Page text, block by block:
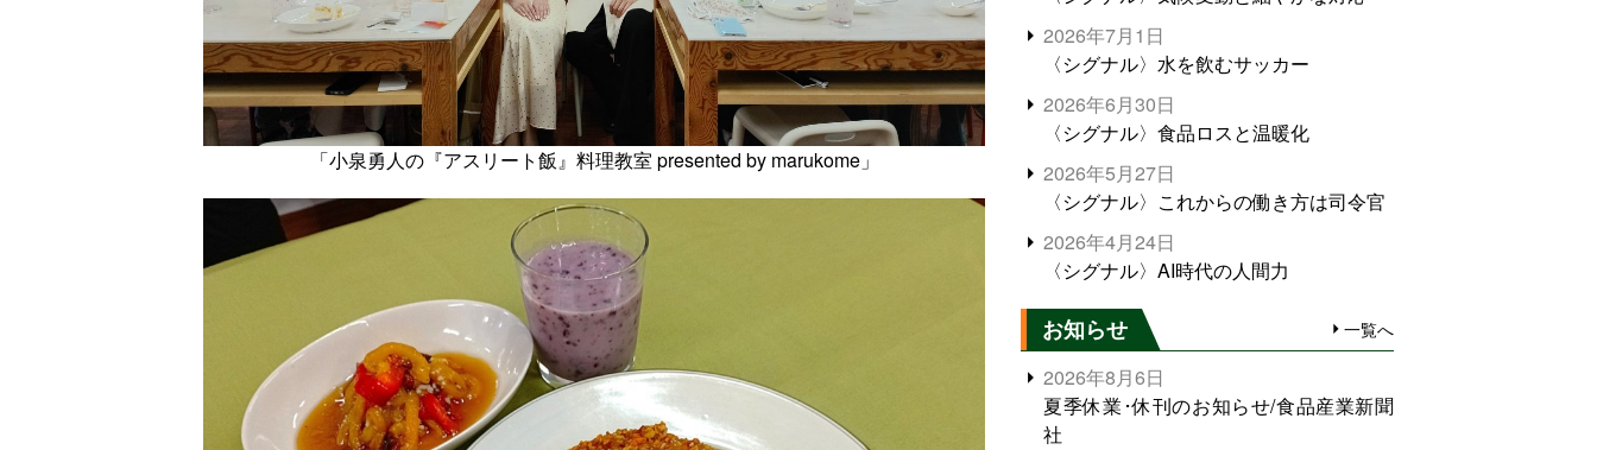
「小泉勇人の『アスリート飯』料理教室 presented by marukome」
2026年7月1日
〈シグナル〉水を飲むサッカー
2026年6月30日
〈シグナル〉食品ロスと温暖化
2026年5月27日
〈シグナル〉これからの働き方は司令官
2026年4月24日
〈シグナル〉AI時代の人間力
お知らせ 一覧へ
2026年8月6日
夏季休業･休刊のお知らせ/食品産業新聞
社